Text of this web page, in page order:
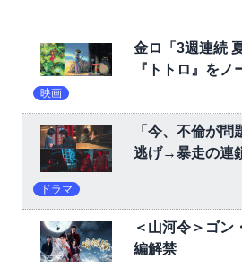
金ロ「3週連続
『トトロ』をノ
映画
「今、不倫が
逃げ→暴走の連
ドラマ
＜山河令＞ゴン
編解禁